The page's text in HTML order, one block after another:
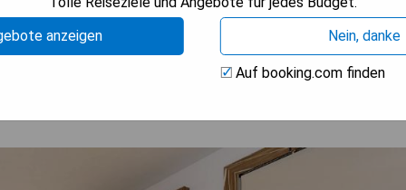
PRÜFEN
anzeigen
Nein, danke
Auf booking.com finden